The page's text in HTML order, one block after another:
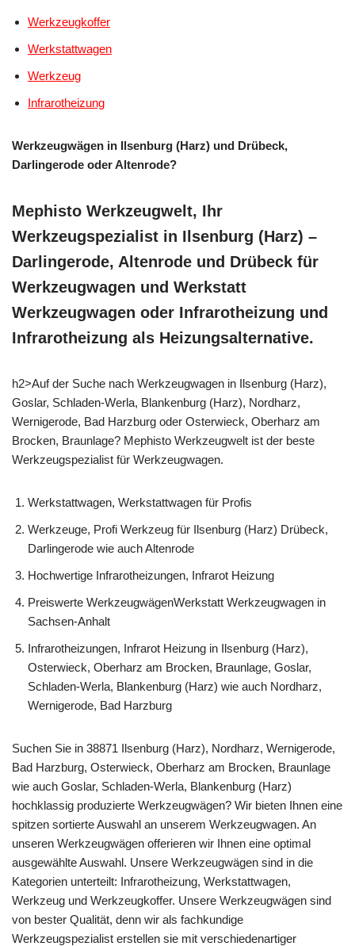
Werkzeugkoffer
Werkstattwagen
Werkzeug
Infrarotheizung
Werkzeugwägen in Ilsenburg (Harz) und Drübeck,
Darlingerode oder Altenrode?
Mephisto Werkzeugwelt, Ihr
Werkzeugspezialist in Ilsenburg (Harz) –
Darlingerode, Altenrode und Drübeck für
Werkzeugwagen und Werkstatt
Werkzeugwagen oder Infrarotheizung und
Infrarotheizung als Heizungsalternative.
h2>Auf der Suche nach Werkzeugwagen in Ilsenburg (Harz),
Goslar, Schladen-Werla, Blankenburg (Harz), Nordharz,
Wernigerode, Bad Harzburg oder Osterwieck, Oberharz am
Brocken, Braunlage? Mephisto Werkzeugwelt ist der beste
Werkzeugspezialist für Werkzeugwagen.
Werkstattwagen, Werkstattwagen für Profis
Werkzeuge, Profi Werkzeug für Ilsenburg (Harz) Drübeck,
Darlingerode wie auch Altenrode
Hochwertige Infrarotheizungen, Infrarot Heizung
Preiswerte WerkzeugwägenWerkstatt Werkzeugwagen in
Sachsen-Anhalt
Infrarotheizungen, Infrarot Heizung in Ilsenburg (Harz),
Osterwieck, Oberharz am Brocken, Braunlage, Goslar,
Schladen-Werla, Blankenburg (Harz) wie auch Nordharz,
Wernigerode, Bad Harzburg
Suchen Sie in 38871 Ilsenburg (Harz), Nordharz, Wernigerode,
Bad Harzburg, Osterwieck, Oberharz am Brocken, Braunlage
wie auch Goslar, Schladen-Werla, Blankenburg (Harz)
hochklassig produzierte Werkzeugwägen? Wir bieten Ihnen eine
spitzen sortierte Auswahl an unserem Werkzeugwagen. An
unseren Werkzeugwägen offerieren wir Ihnen eine optimal
ausgewählte Auswahl. Unsere Werkzeugwägen sind in die
Kategorien unterteilt: Infrarotheizung, Werkstattwagen,
Werkzeug und Werkzeugkoffer. Unsere Werkzeugwägen sind
von bester Qualität, denn wir als fachkundige
Werkzeugspezialist erstellen sie mit verschiedenartiger